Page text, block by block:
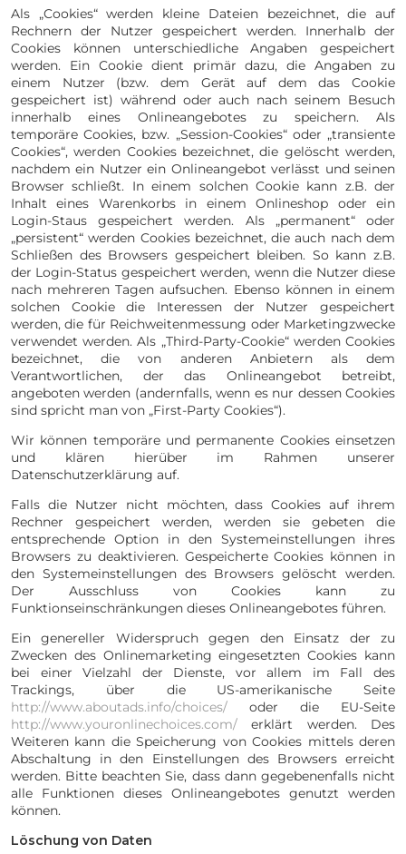
Als „Cookies“ werden kleine Dateien bezeichnet, die auf
Rechnern der Nutzer gespeichert werden. Innerhalb der
Cookies können unterschiedliche Angaben gespeichert
werden. Ein Cookie dient primär dazu, die Angaben zu
einem Nutzer (bzw. dem Gerät auf dem das Cookie
gespeichert ist) während oder auch nach seinem Besuch
innerhalb eines Onlineangebotes zu speichern. Als
temporäre Cookies, bzw. „Session-Cookies“ oder „transiente
Cookies“, werden Cookies bezeichnet, die gelöscht werden,
nachdem ein Nutzer ein Onlineangebot verlässt und seinen
Browser schließt. In einem solchen Cookie kann z.B. der
Inhalt eines Warenkorbs in einem Onlineshop oder ein
Login-Staus gespeichert werden. Als „permanent“ oder
„persistent“ werden Cookies bezeichnet, die auch nach dem
Schließen des Browsers gespeichert bleiben. So kann z.B.
der Login-Status gespeichert werden, wenn die Nutzer diese
nach mehreren Tagen aufsuchen. Ebenso können in einem
solchen Cookie die Interessen der Nutzer gespeichert
werden, die für Reichweitenmessung oder Marketingzwecke
verwendet werden. Als „Third-Party-Cookie“ werden Cookies
bezeichnet, die von anderen Anbietern als dem
Verantwortlichen, der das Onlineangebot betreibt,
angeboten werden (andernfalls, wenn es nur dessen Cookies
sind spricht man von „First-Party Cookies“).
Wir können temporäre und permanente Cookies einsetzen
und klären hierüber im Rahmen unserer
Datenschutzerklärung auf.
Falls die Nutzer nicht möchten, dass Cookies auf ihrem
Rechner gespeichert werden, werden sie gebeten die
entsprechende Option in den Systemeinstellungen ihres
Browsers zu deaktivieren. Gespeicherte Cookies können in
den Systemeinstellungen des Browsers gelöscht werden.
Der Ausschluss von Cookies kann zu
Funktionseinschränkungen dieses Onlineangebotes führen.
Ein genereller Widerspruch gegen den Einsatz der zu
Zwecken des Onlinemarketing eingesetzten Cookies kann
bei einer Vielzahl der Dienste, vor allem im Fall des
Trackings, über die US-amerikanische Seite
http://www.aboutads.info/choices/ oder die EU-Seite
http://www.youronlinechoices.com/ erklärt werden. Des
Weiteren kann die Speicherung von Cookies mittels deren
Abschaltung in den Einstellungen des Browsers erreicht
werden. Bitte beachten Sie, dass dann gegebenenfalls nicht
alle Funktionen dieses Onlineangebotes genutzt werden
können.
Löschung von Daten